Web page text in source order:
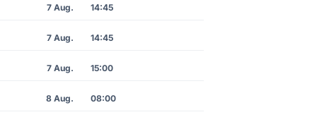
7 Aug. 14:45
7 Aug. 14:45
7 Aug. 15:00
8 Aug. 08:00